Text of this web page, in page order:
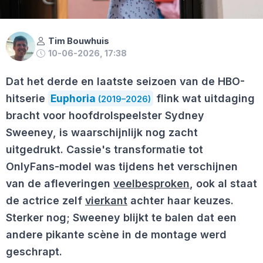
Tim Bouwhuis
10-06-2026, 17:38
Dat het derde en laatste seizoen van de HBO-
hitserie Euphoria (2019–2026)
flink wat uitdaging
bracht voor hoofdrolspeelster Sydney
Sweeney, is waarschijnlijk nog zacht
uitgedrukt. Cassie's transformatie tot
OnlyFans-model was tijdens het verschijnen
van de afleveringen veelbesproken, ook al staat
de actrice zelf vierkant achter haar keuzes.
Sterker nog; Sweeney blijkt te balen dat een
andere pikante scène in de montage werd
geschrapt.